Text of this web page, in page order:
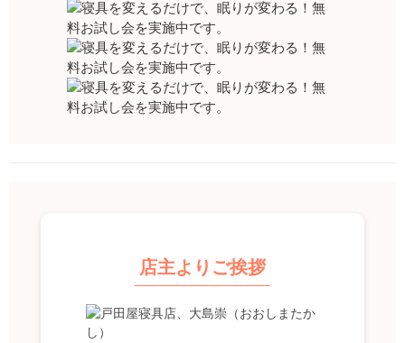
店主よりご挨拶